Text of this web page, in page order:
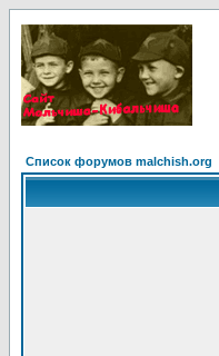
Список форумов malchish.org